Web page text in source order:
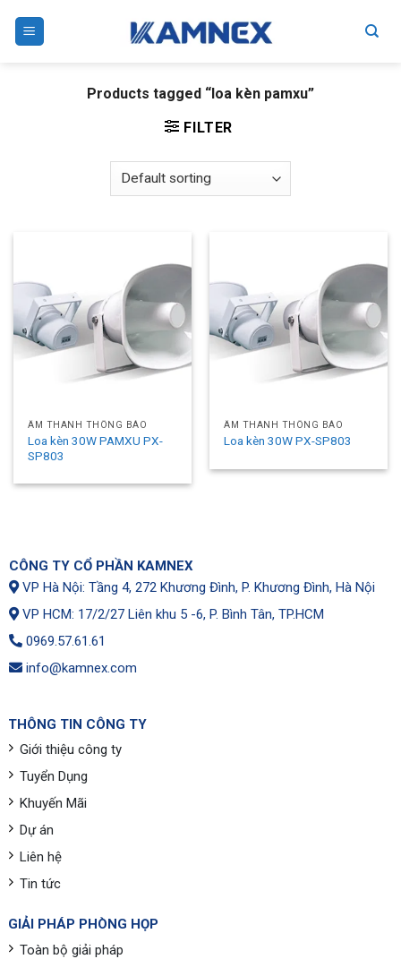
Products tagged “loa kèn pamxu”
FILTER
ÂM THANH THÔNG BÁO
Loa kèn 30W PAMXU PX-
SP803
ÂM THANH THÔNG BÁO
Loa kèn 30W PX-SP803
CÔNG TY CỔ PHẦN KAMNEX
VP Hà Nội: Tầng 4, 272 Khương Đình, P. Khương Đình, Hà Nội
VP HCM: 17/2/27 Liên khu 5 -6, P. Bình Tân, TP.HCM
0969.57.61.61
info@kamnex.com
THÔNG TIN CÔNG TY
Giới thiệu công ty
Tuyển Dụng
Khuyến Mãi
Dự án
Liên hệ
Tin tức
GIẢI PHÁP PHÒNG HỌP
Toàn bộ giải pháp